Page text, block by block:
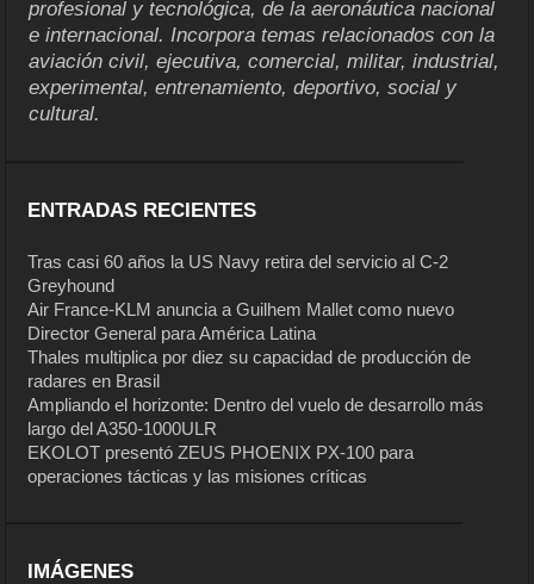
profesional y tecnológica, de la aeronáutica nacional
e internacional. Incorpora temas relacionados con la
aviación civil, ejecutiva, comercial, militar, industrial,
experimental, entrenamiento, deportivo, social y
cultural.
ENTRADAS RECIENTES
Tras casi 60 años la US Navy retira del servicio al C-2
Greyhound
Air France-KLM anuncia a Guilhem Mallet como nuevo
Director General para América Latina
Thales multiplica por diez su capacidad de producción de
radares en Brasil
Ampliando el horizonte: Dentro del vuelo de desarrollo más
largo del A350-1000ULR
EKOLOT presentó ZEUS PHOENIX PX-100 para
operaciones tácticas y las misiones críticas
IMÁGENES